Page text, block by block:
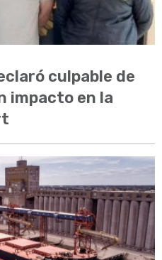
culpable de
impacto en la